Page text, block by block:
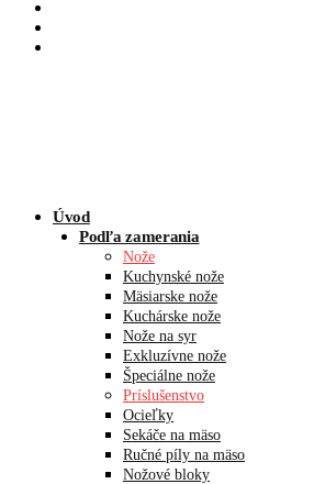
Úvod
Podľa zamerania
Nože
Kuchynské nože
Mäsiarske nože
Kuchárske nože
Nože na syr
Exkluzívne nože
Špeciálne nože
Príslušenstvo
Ocieľky
Sekáče na mäso
Ručné píly na mäso
Nožové bloky